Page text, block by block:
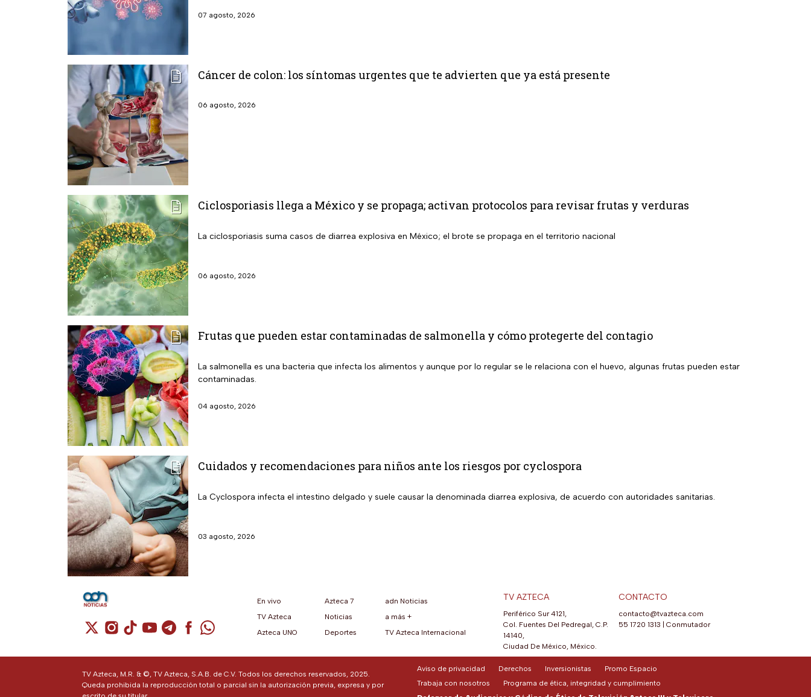
07 agosto, 2026
Cáncer de colon: los síntomas urgentes que te advierten que ya está presente
06 agosto, 2026
Ciclosporiasis llega a México y se propaga; activan protocolos para revisar frutas y verduras
La ciclosporiasis suma casos de diarrea explosiva en México; el brote se propaga en el territorio nacional
06 agosto, 2026
Frutas que pueden estar contaminadas de salmonella y cómo protegerte del contagio
La salmonella es una bacteria que infecta los alimentos y aunque por lo regular se le relaciona con el huevo, algunas frutas pueden estar
contaminadas.
04 agosto, 2026
Cuidados y recomendaciones para niños ante los riesgos por cyclospora
La Cyclospora infecta el intestino delgado y suele causar la denominada diarrea explosiva, de acuerdo con autoridades sanitarias.
03 agosto, 2026
Cuenta de X / Twitter (se abre en una nueva pestaña)
Cuenta de Instagram (se abre en una nueva pestaña)
Cuenta de TikTok (se abre en una nueva pestaña)
Cuenta de YouTube (se abre en una nueva pestaña)
Cuenta de Telegram (se abre en una nueva pestaña)
Cuenta de Facebook (se abre en una nueva pestaña)
Cuenta de WhatsApp (se abre en una nueva pestaña)
En vivo
TV Azteca
Azteca UNO
Azteca 7
Noticias
Deportes
adn Noticias
a más +
TV Azteca Internacional
TV AZTECA
Periférico Sur 4121,
Col. Fuentes Del Pedregal, C.P.
14140,
Ciudad De México, México.
CONTACTO
contacto@tvazteca.com
55 1720 1313
Conmutador
TV Azteca, M.R. & ©, TV Azteca, S.A.B. de C.V. Todos los derechos reservados, 2025.
Queda prohibida la reproducción total o parcial sin la autorización previa, expresa y por
Aviso de privacidad Derechos Inversionistas
Promo Espacio
Trabaja con nosotros
Programa de ética, integridad y cumplimiento